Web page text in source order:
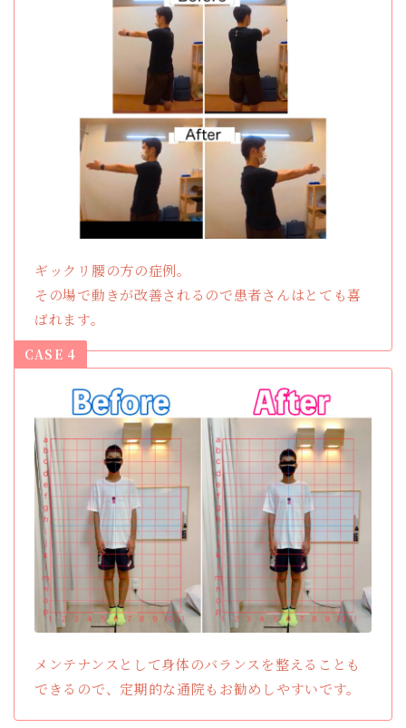
ギックリ腰の方の症例。
その場で動きが改善されるので患者さんはとても喜
ばれます。
CASE 4
メンテナンスとして身体のバランスを整えることも
できるので、定期的な通院もお勧めしやすいです。